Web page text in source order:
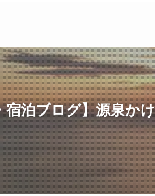
泊ブログ】源泉か